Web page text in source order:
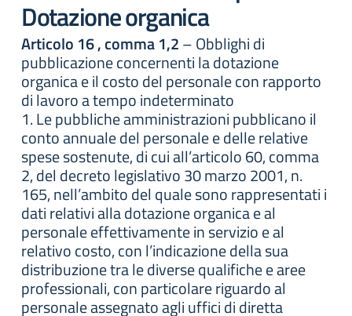
Dotazione organica
Articolo 16 , comma 1,2– Obblighi di
pubblicazione concernenti la dotazione
organica e il costo del personale con rapporto
di lavoro a tempo indeterminato
1. Le pubbliche amministrazioni pubblicano il
conto annuale del personale e delle relative
spese sostenute, di cui all’articolo 60, comma
2, del decreto legislativo 30 marzo 2001, n.
165, nell’ambito del quale sono rappresentati i
dati relativi alla dotazione organica e al
personale effettivamente in servizio e al
relativo costo, con l’indicazione della sua
distribuzione tra le diverse qualifiche e aree
professionali, con particolare riguardo al
personale assegnato agli uffici di diretta